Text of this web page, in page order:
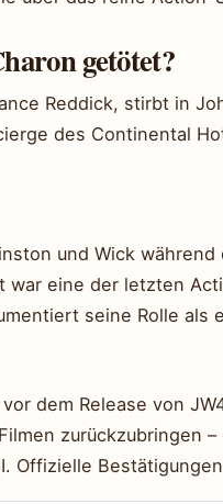
getötet?
Reddick, stirbt in
des Continental
und Wick
war eine der letzten
seine Rolle als
vor dem Release von
zurückzubringen
Offizielle